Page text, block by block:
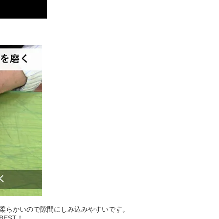
かいので隙間にしみ込みやすいです。